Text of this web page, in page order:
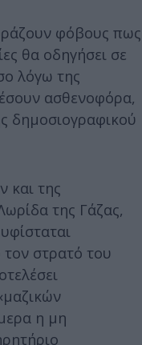
φόβους πως
θα οδηγήσει σε
λόγω της
ασθενοφόρα,
δημοσιογραφικού
και της
της Γάζας,
στρατό του
η μη